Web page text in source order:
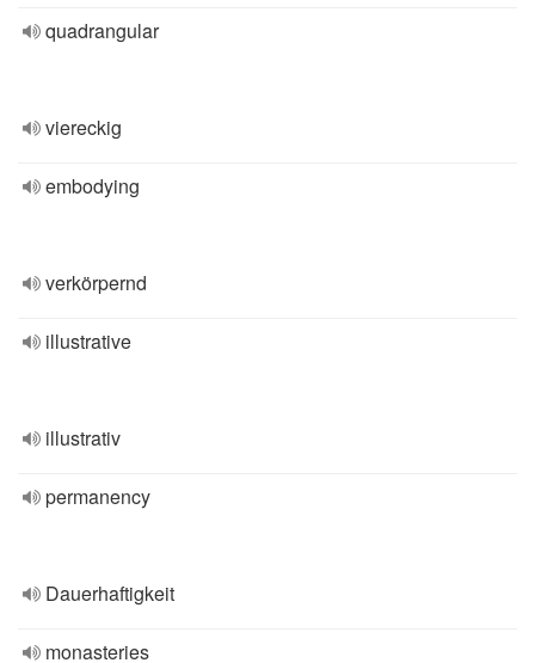
quadrangular
viereckig
embodying
verkörpernd
illustrative
illustrativ
permanency
Dauerhaftigkeit
monasteries